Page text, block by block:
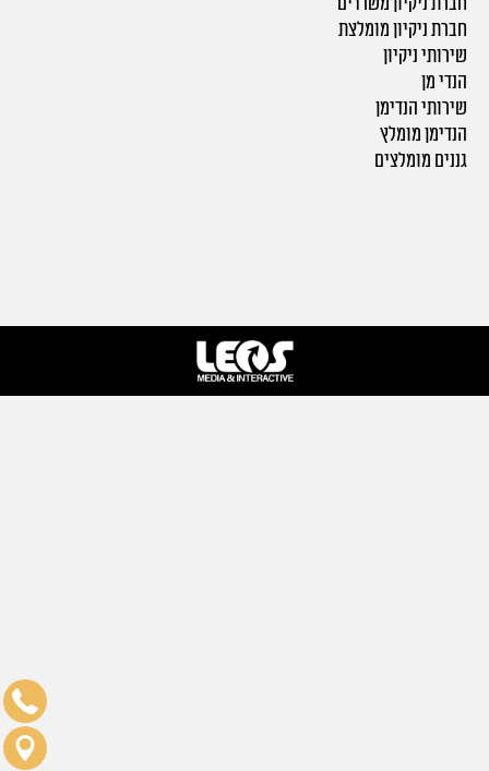
חברת ניקיון מומלצת
שירותי ניקיון
הנדי מן
שירותי הנדימן
הנדימן מומלץ
גננים מומלצים